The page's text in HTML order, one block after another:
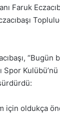
Faruk
için oldukça